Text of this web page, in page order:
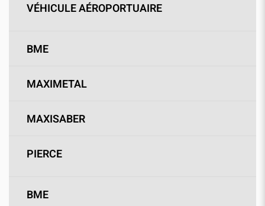
VÉHICULE AÉROPORTUAIRE
BME
MAXIMETAL
MAXISABER
PIERCE
BME